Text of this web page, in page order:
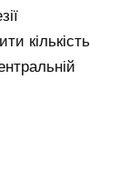
кількість